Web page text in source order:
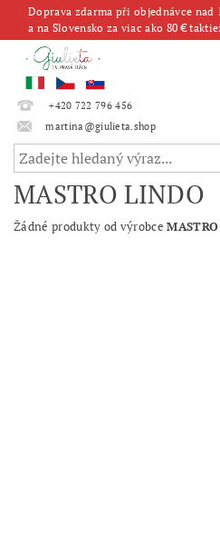
Doprava zdarma při objednávce nad
a na Slovensko za viac ako 80 €
+420 722 796 456
martina@giulieta.shop
MASTRO LINDO
Žádné produkty od výrobce